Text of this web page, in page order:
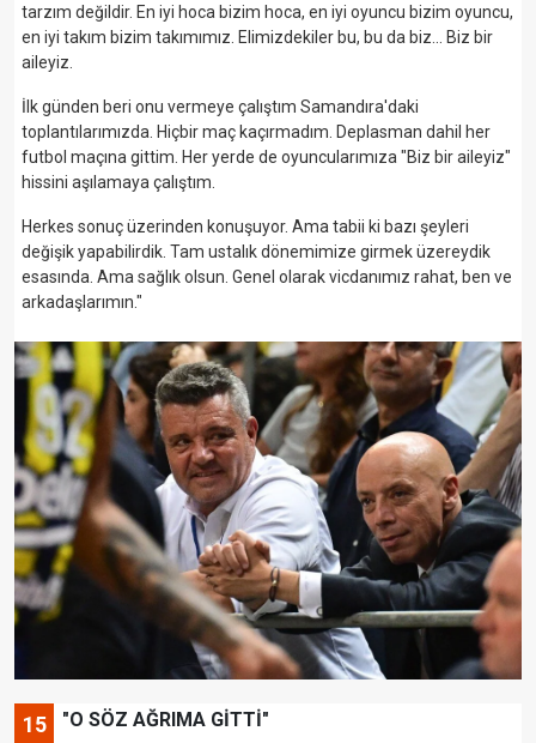
tarzım değildir. En iyi hoca bizim hoca, en iyi oyuncu bizim oyuncu,
en iyi takım bizim takımımız. Elimizdekiler bu, bu da biz... Biz bir
aileyiz.
İlk günden beri onu vermeye çalıştım Samandıra'daki
toplantılarımızda. Hiçbir maç kaçırmadım. Deplasman dahil her
futbol maçına gittim. Her yerde de oyuncularımıza "Biz bir aileyiz"
hissini aşılamaya çalıştım.
Herkes sonuç üzerinden konuşuyor. Ama tabii ki bazı şeyleri
değişik yapabilirdik. Tam ustalık dönemimize girmek üzereydik
esasında. Ama sağlık olsun. Genel olarak vicdanımız rahat, ben ve
arkadaşlarımın."
15 "O SÖZ AĞRIMA GİTTİ"